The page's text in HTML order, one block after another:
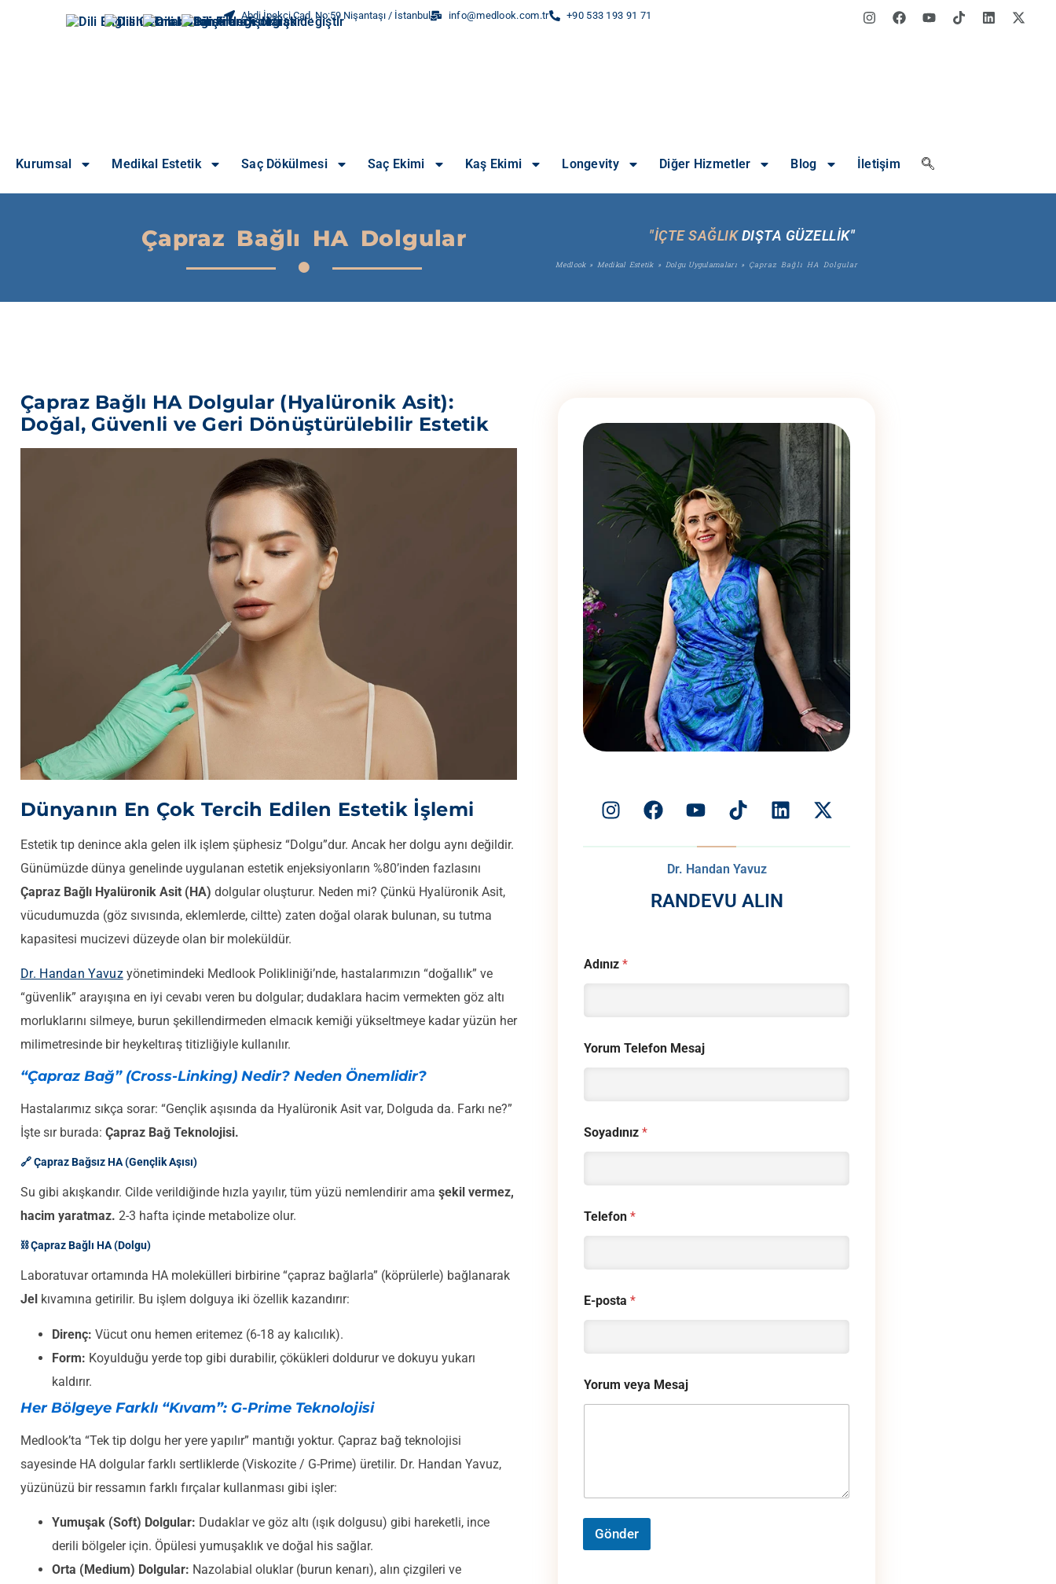
Abdi İpekçi Cad. No:59 Nişantaşı / İstanbul info@medlook.com.tr +90 533 193 91 71
Kurumsal Medikal Estetik Saç Dökülmesi Saç Ekimi Kaş Ekimi Longevity Diğer Hizmetler Blog İletişim
Çapraz Bağlı HA Dolgular "İÇTE SAĞLIK DIŞTA GÜZELLİK"
Medlook» Medikal Estetik» Dolgu Uygulamaları» Çapraz Bağlı HA Dolgular
Çapraz Bağlı HA Dolgular (Hyalüronik Asit):
Doğal, Güvenli ve Geri Dönüştürülebilir Estetik
Dünyanın En Çok Tercih Edilen Estetik İşlemi
Estetik tıp denince akla gelen ilk işlem şüphesiz “Dolgu”dur. Ancak her dolgu aynı değildir.
Günümüzde dünya genelinde uygulanan estetik enjeksiyonların %80’inden fazlasını
Çapraz Bağlı Hyalüronik Asit (HA) dolgular oluşturur. Neden mi? Çünkü Hyalüronik Asit,
vücudumuzda (göz sıvısında, eklemlerde, ciltte) zaten doğal olarak bulunan, su tutma
kapasitesi mucizevi düzeyde olan bir moleküldür.
Dr. Handan Yavuzyönetimindeki Medlook Polikliniği’nde, hastalarımızın “doğallık” ve
“güvenlik” arayışına en iyi cevabı veren bu dolgular; dudaklara hacim vermekten göz altı
morluklarını silmeye, burun şekillendirmeden elmacık kemiği yükseltmeye kadar yüzün her
milimetresinde bir heykeltıraş titizliğiyle kullanılır.
“Çapraz Bağ” (Cross-Linking) Nedir? Neden Önemlidir?
Hastalarımız sıkça sorar: “Gençlik aşısında da Hyalüronik Asit var, Dolguda da. Farkı ne?”
İşte sır burada: Çapraz Bağ Teknolojisi.
🔗 Çapraz Bağsız HA (Gençlik Aşısı)
Su gibi akışkandır. Cilde verildiğinde hızla yayılır, tüm yüzü nemlendirir ama şekil vermez,
hacim yaratmaz. 2-3 hafta içinde metabolize olur.
⛓️ Çapraz Bağlı HA (Dolgu)
Laboratuvar ortamında HA molekülleri birbirine “çapraz bağlarla” (köprülerle) bağlanarak
Jel kıvamına getirilir. Bu işlem dolguya iki özellik kazandırır:
Direnç: Vücut onu hemen eritemez (6-18 ay kalıcılık).
Form: Koyulduğu yerde top gibi durabilir, çökükleri doldurur ve dokuyu yukarı
kaldırır.
Her Bölgeye Farklı “Kıvam”: G-Prime Teknolojisi
Medlook’ta “Tek tip dolgu her yere yapılır” mantığı yoktur. Çapraz bağ teknolojisi
sayesinde HA dolgular farklı sertliklerde (Viskozite / G-Prime) üretilir. Dr. Handan Yavuz,
yüzünüzü bir ressamın farklı fırçalar kullanması gibi işler:
Yumuşak (Soft) Dolgular: Dudaklar ve göz altı (ışık dolgusu) gibi hareketli, ince
derili bölgeler için. Öpülesi yumuşaklık ve doğal his sağlar.
Orta (Medium) Dolgular: Nazolabial oluklar (burun kenarı), alın çizgileri ve
Dr. Handan Yavuz
RANDEVU ALIN
Adınız *
Yorum Telefon Mesaj
Soyadınız *
Telefon *
E-posta *
Yorum veya Mesaj
Gönder